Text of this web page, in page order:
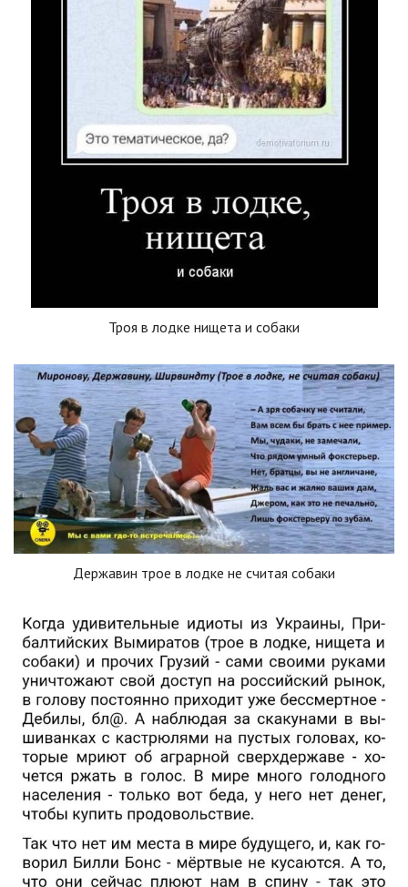
Троя в лодке нищета и собаки
Державин трое в лодке не считая собаки